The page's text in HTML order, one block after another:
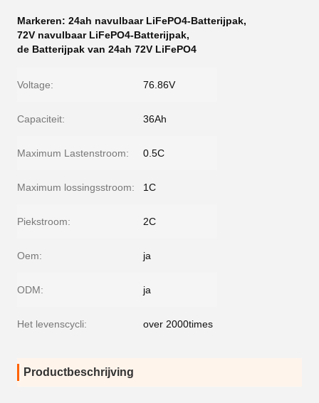
Markeren: 24ah navulbaar LiFePO4-Batterijpak,
72V navulbaar LiFePO4-Batterijpak,
de Batterijpak van 24ah 72V LiFePO4
Voltage: 76.86V
Capaciteit: 36Ah
Maximum Lastenstroom: 0.5C
Maximum lossingsstroom: 1C
Piekstroom: 2C
Oem: ja
ODM: ja
Het levenscycli: over 2000times
Productbeschrijving